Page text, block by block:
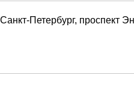
Петербург, проспект